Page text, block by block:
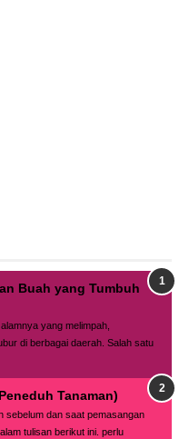
Buah yang Tumbuh
yang melimpah,
di berbagai daerah. Salah satu
Tanaman)
sebelum dan saat pemasangan
tulisan berikut ini. perlu